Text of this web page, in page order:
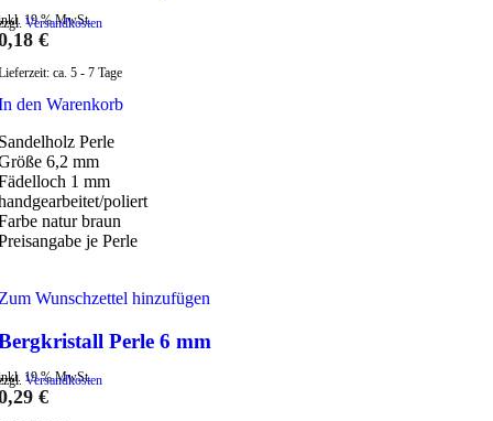
19 % MwSt.
Versandkosten
€
ca. 5 - 7 Tage
den Warenkorb
Perle
6,2 mm
1 mm
poliert
natur braun
je Perle
Wunschzettel hinzufügen
Perle 6 mm
19 % MwSt.
Versandkosten
€